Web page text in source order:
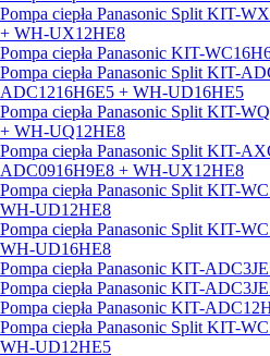
Pompa ciepła Panasonic Split KIT-
+ WH-UX12HE8
Pompa ciepła Panasonic KIT-
Pompa ciepła Panasonic Split KIT-
ADC1216H6E5 + WH-UD16HE5
Pompa ciepła Panasonic Split KIT-
+ WH-UQ12HE8
Pompa ciepła Panasonic Split KIT-
ADC0916H9E8 + WH-UX12HE8
Pompa ciepła Panasonic Split KIT-
WH-UD12HE8
Pompa ciepła Panasonic Split KIT-
WH-UD16HE8
Pompa ciepła Panasonic KIT-
Pompa ciepła Panasonic KIT-
Pompa ciepła Panasonic KIT-
Pompa ciepła Panasonic Split KIT-
WH-UD12HE5